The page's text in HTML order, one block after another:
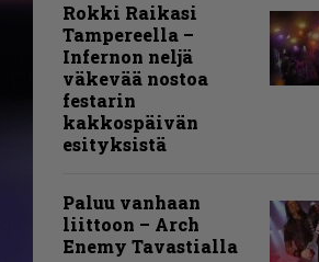
Rokki Raikasi
Tampereella –
Infernon neljä
väkevää nostoa
festarin
kakkospäivän
esityksistä
Paluu vanhaan
liittoon – Arch
Enemy Tavastialla